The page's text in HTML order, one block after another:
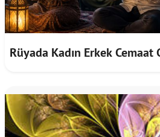
Rüyada Kadın Erkek Cemaat